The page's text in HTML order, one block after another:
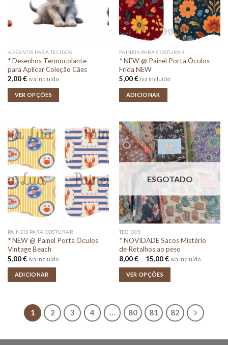
ADESIVOS PARA TECIDOS
* Desenhos Termocolante
para Aplicar Coleção Cães
2,00€ iva incluído
VER OPÇÕES
PAINEIS PARA COSTURAR
* NEW @ Painel Porta Óculos
Frida NEW
5,00€ iva incluído
ADICIONAR
PAINEIS PARA COSTURAR
* NEW @ Painel Porta Óculos
Vintage Beach
5,00€ iva incluído
ADICIONAR
ESGOTADO
TECIDOS
* NOVIDADE Sacos Mistério
de Retalhos ao peso
8,00€ – 15,00€Price
15,00 €
iva incluído
VER OPÇÕES
1 2 3 4 … 80 81 82